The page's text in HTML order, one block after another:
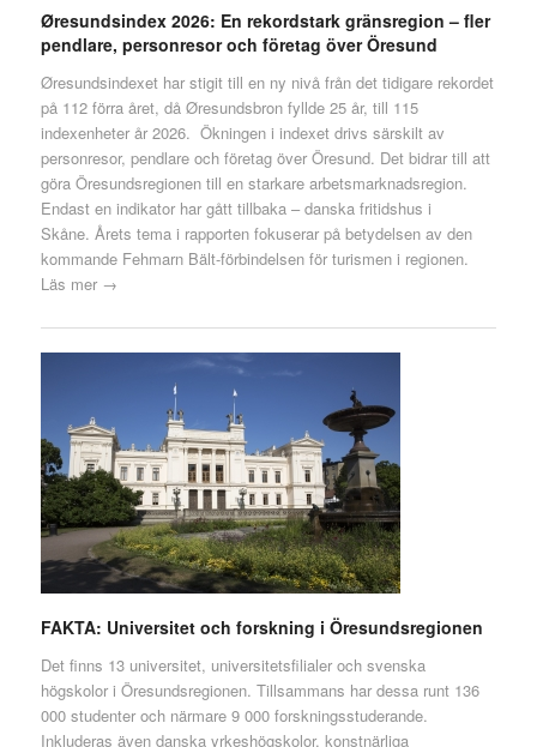
Øresundsindex 2026: En rekordstark gränsregion – fler
pendlare, personresor och företag över Öresund
Øresundsindexet har stigit till en ny nivå från det tidigare rekordet
på 112 förra året, då Øresundsbron fyllde 25 år, till 115
indexenheter år 2026. Ökningen i indexet drivs särskilt av
personresor, pendlare och företag över Öresund. Det bidrar till att
göra Öresundsregionen till en starkare arbetsmarknadsregion.
Endast en indikator har gått tillbaka – danska fritidshus i
Skåne. Årets tema i rapporten fokuserar på betydelsen av den
kommande Fehmarn Bält-förbindelsen för turismen i regionen.
Läs mer →
FAKTA: Universitet och forskning i Öresundsregionen
Det finns 13 universitet, universitetsfilialer och svenska
högskolor i Öresundsregionen. Tillsammans har dessa runt 136
000 studenter och närmare 9 000 forskningsstuderande.
Inkluderas även danska yrkeshögskolor, konstnärliga